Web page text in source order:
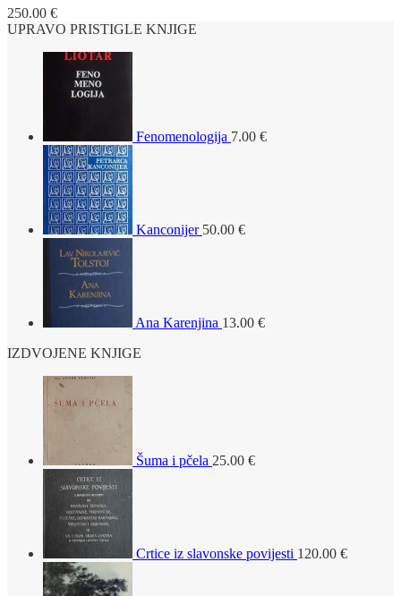
250.00 €
UPRAVO PRISTIGLE KNJIGE
Fenomenologija 7.00 €
Kanconijer 50.00 €
Ana Karenjina 13.00 €
IZDVOJENE KNJIGE
Šuma i pčela 25.00 €
Crtice iz slavonske povijesti 120.00 €